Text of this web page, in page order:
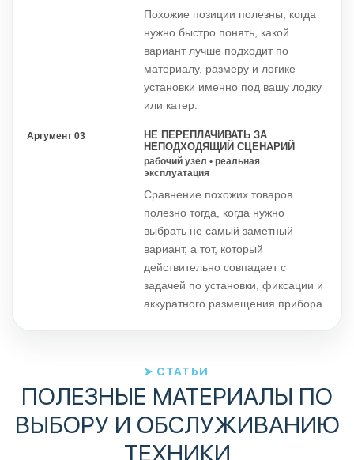
Похожие позиции полезны, когда
нужно быстро понять, какой
вариант лучше подходит по
материалу, размеру и логике
установки именно под вашу лодку
или катер.
Аргумент 03
НЕ ПЕРЕПЛАЧИВАТЬ ЗА
НЕПОДХОДЯЩИЙ СЦЕНАРИЙ
рабочий узел • реальная
эксплуатация
Сравнение похожих товаров
полезно тогда, когда нужно
выбрать не самый заметный
вариант, а тот, который
действительно совпадает с
задачей по установки, фиксации и
аккуратного размещения прибора.
СТАТЬИ
ПОЛЕЗНЫЕ МАТЕРИАЛЫ ПО
ВЫБОРУ И ОБСЛУЖИВАНИЮ
ТЕХНИКИ